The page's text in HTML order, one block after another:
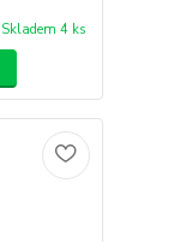
Skladem 4 ks